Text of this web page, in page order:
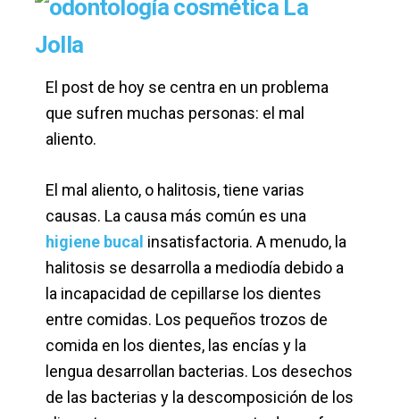
El post de hoy se centra en un problema
que sufren muchas personas: el mal
aliento.
El mal aliento, o halitosis, tiene varias
causas. La causa más común es una
higiene bucal insatisfactoria. A menudo, la
halitosis se desarrolla a mediodía debido a
la incapacidad de cepillarse los dientes
entre comidas. Los pequeños trozos de
comida en los dientes, las encías y la
lengua desarrollan bacterias. Los desechos
de las bacterias y la descomposición de los